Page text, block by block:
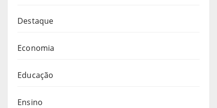
Destaque
Economia
Educação
Ensino